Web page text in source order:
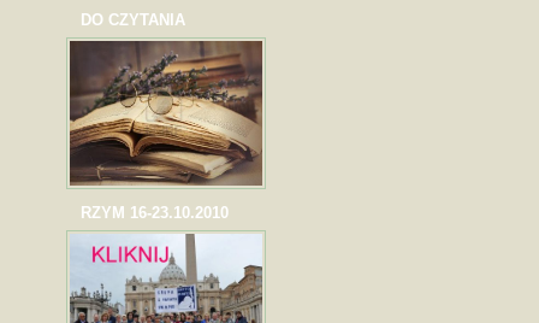
DO CZYTANIA
RZYM 16-23.10.2010